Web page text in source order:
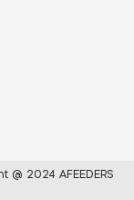
Copyright @ 2024
עיצוב